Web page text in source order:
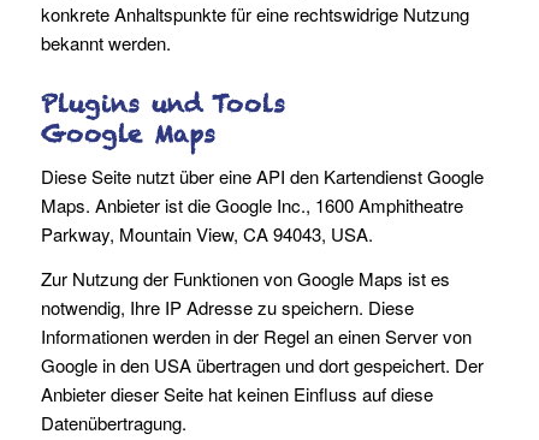
konkrete Anhaltspunkte für eine rechtswidrige Nutzung
bekannt werden.
Plugins und Tools
Google Maps
Diese Seite nutzt über eine API den Kartendienst Google
Maps. Anbieter ist die Google Inc., 1600 Amphitheatre
Parkway, Mountain View, CA 94043, USA.
Zur Nutzung der Funktionen von Google Maps ist es
notwendig, Ihre IP Adresse zu speichern. Diese
Informationen werden in der Regel an einen Server von
Google in den USA übertragen und dort gespeichert. Der
Anbieter dieser Seite hat keinen Einfluss auf diese
Datenübertragung.